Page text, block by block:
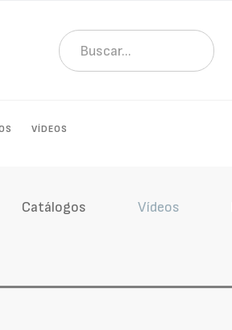
VÍDEOS
Catálogos Vídeos